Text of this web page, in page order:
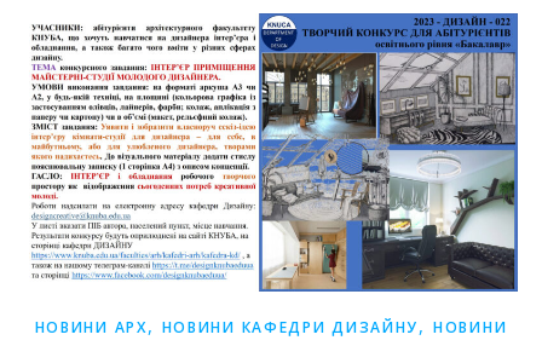
НОВИНИ АРХ, НОВИНИ КАФЕДРИ ДИЗАЙНУ,НОВИНИ